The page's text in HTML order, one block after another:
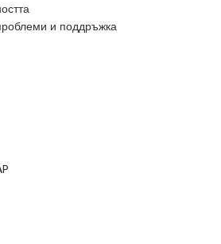
и поддръжка